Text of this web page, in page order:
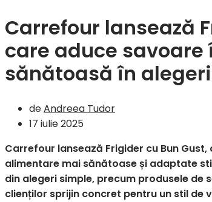
Carrefour lansează
care aduce
sănătoasă în
deAndreea Tudor
17 iulie 2025
Carrefour lansează Frigider cu Bun
alimentare mai sănătoase și adaptate
din alegeri simple, precum produsele de
clienților sprijin concret pentru un stil de